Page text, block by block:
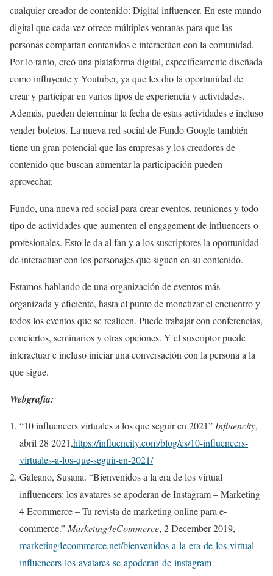
cualquier creador de contenido: Digital influencer. En este mundo
digital que cada vez ofrece múltiples ventanas para que las
personas compartan contenidos e interactúen con la comunidad.
Por lo tanto, creó una plataforma digital, específicamente diseñada
como influyente y Youtuber, ya que les dio la oportunidad de
crear y participar en varios tipos de experiencia y actividades.
Además, pueden determinar la fecha de estas actividades e incluso
vender boletos. La nueva red social de Fundo Google también
tiene un gran potencial que las empresas y los creadores de
contenido que buscan aumentar la participación pueden
aprovechar.
Fundo, una nueva red social para crear eventos, reuniones y todo
tipo de actividades que aumenten el engagement de influencers o
profesionales. Esto le da al fan y a los suscriptores la oportunidad
de interactuar con los personajes que siguen en su contenido.
Estamos hablando de una organización de eventos más
organizada y eficiente, hasta el punto de monetizar el encuentro y
todos los eventos que se realicen. Puede trabajar con conferencias,
conciertos, seminarios y otras opciones. Y el suscriptor puede
interactuar e incluso iniciar una conversación con la persona a la
que sigue.
Webgrafía:
“10 influencers virtuales a los que seguir en 2021” Influencity,
abril 28 2021,https://influencity.com/blog/es/10-influencers-
virtuales-a-los-que-seguir-en-2021/
Galeano, Susana. “Bienvenidos a la era de los virtual
influencers: los avatares se apoderan de Instagram – Marketing
4 Ecommerce – Tu revista de marketing online para e-
commerce.” Marketing4eCommerce, 2 December 2019,
marketing4ecommerce.net/bienvenidos-a-la-era-de-los-virtual-
influencers-los-avatares-se-apoderan-de-instagram